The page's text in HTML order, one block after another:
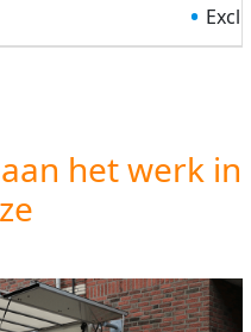
Excl.
het werk in